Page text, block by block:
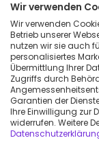
Social
Allgemeine
Impressum
Patenthinweis
Wir verwenden
Wir verwenden
Betrieb unserer
nutzen wir sie auch
personalisiertes
Übermittlung Ihrer
Zugriffs durch
Garantien der
Ihre Einwilligung zur
widerrufen. Weitere